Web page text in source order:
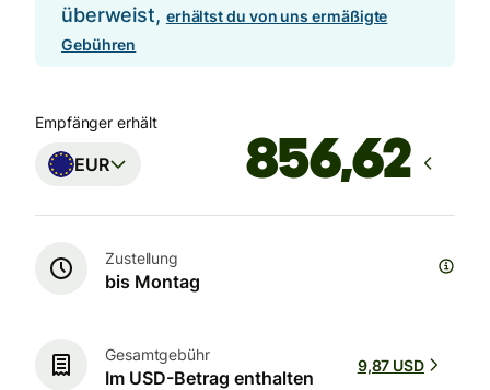
überweist, erhältst du von uns ermäßigte
Gebühren
Empfänger erhält
EUR
Zustellung
bis Montag
Gesamtgebühr
Im USD-Betrag enthalten
9,87 USD